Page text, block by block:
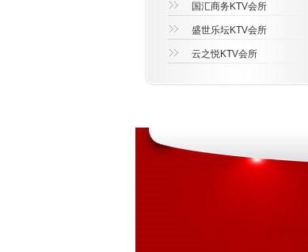
国汇商务KTV会所
盛世乐坛KTV会所
云之悦KTV会所